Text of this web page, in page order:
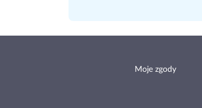
Moje zgody